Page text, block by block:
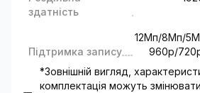
необхідно контролювати
Наприклад, житловий
офіс, магазин і склад і т.д.
Представлена модель має
інтелектуальні можливості
здатність
Підтримка запису
12Мп/8Mп/
960p/
*Зовнішній вигляд,
комплектація можуть